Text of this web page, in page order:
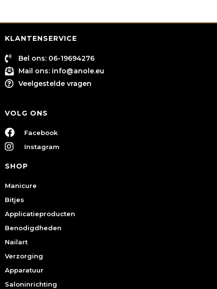
KLANTENSERVICE
Bel ons: 06-19694276
Mail ons: info@anole.eu
Veelgestelde vragen
VOLG ONS
Facebook
Instagram
SHOP
Manicure
Bitjes
Applicatieproducten
Benodigdheden
Nailart
Verzorging
Apparatuur
Saloninrichting